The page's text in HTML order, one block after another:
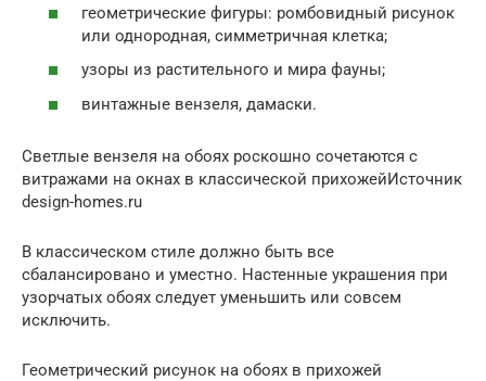
геометрические фигуры: ромбовидный рисунок
или однородная, симметричная клетка;
узоры из растительного и мира фауны;
винтажные вензеля, дамаски.
Светлые вензеля на обоях роскошно сочетаются с
витражами на окнах в классической прихожейИсточник
design-homes.ru
В классическом стиле должно быть все
сбалансировано и уместно. Настенные украшения при
узорчатых обоях следует уменьшить или совсем
исключить.
Геометрический рисунок на обоях в прихожей